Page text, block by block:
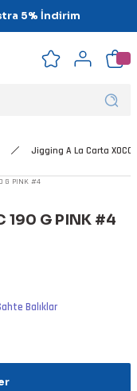
5% İndirim
Jigging A La Carta XOCO
190 G PINK #4
Balıklar